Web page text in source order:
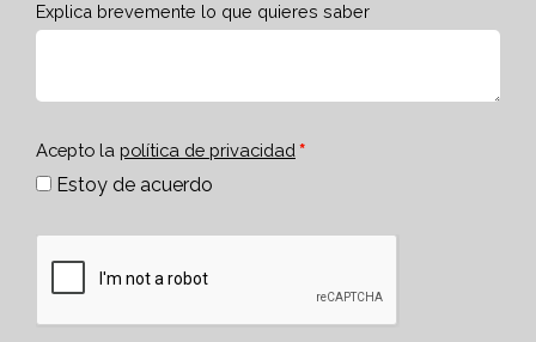
Explica brevemente lo que quieres saber
Acepto la política de privacidad
Estoy de acuerdo